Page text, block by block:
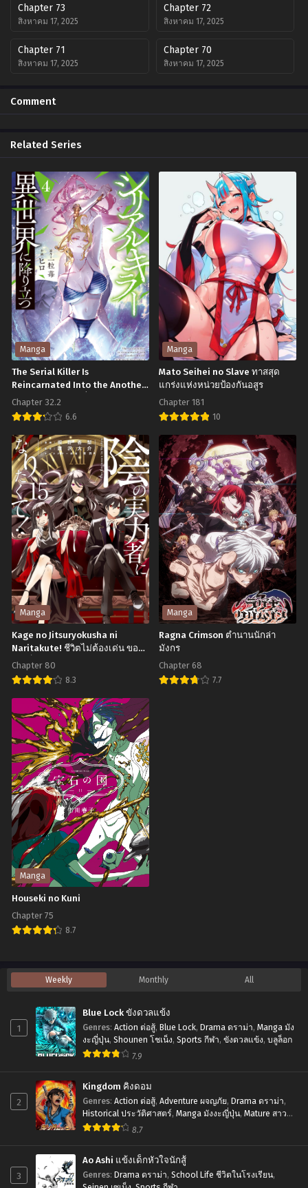
Chapter 73
สิงหาคม 17, 2025
Chapter 72
สิงหาคม 17, 2025
Chapter 71
สิงหาคม 17, 2025
Chapter 70
สิงหาคม 17, 2025
สิงหาคม 17, 2025
สิงหาคม 17, 2025
Chapter 66
สิงหาคม 17, 2025 สิงหาคม 17, 2025
Chapter 64
สิงหาคม 17, 2025
Chapter 63
สิงหาคม 17, 2025
Chapter 62
สิงหาคม 17, 2025
Chapter 61
สิงหาคม 17, 2025
Chapter 60.5
สิงหาคม 17, 2025
Chapter 60
สิงหาคม 17, 2025
Chapter 59
สิงหาคม 17, 2025
Chapter 58
สิงหาคม 17, 2025
Chapter 57
สิงหาคม 17, 2025
Chapter 56
สิงหาคม 17, 2025
สิงหาคม 17, 2025 สิงหาคม 17, 2025
Chapter 53
สิงหาคม 17, 2025
Chapter 52
สิงหาคม 17, 2025
Chapter 51.5
สิงหาคม 17, 2025
Chapter 51
สิงหาคม 17, 2025
Chapter 50
สิงหาคม 17, 2025
Chapter 49
สิงหาคม 17, 2025
Chapter 48
สิงหาคม 17, 2025
Chapter 47
สิงหาคม 17, 2025
Chapter 46
สิงหาคม 17, 2025
Chapter 45
สิงหาคม 17, 2025
Chapter 44 Chapter 43
Chapter 42.5
สิงหาคม 17, 2025
Chapter 41
สิงหาคม 17, 2025
Chapter 39
สิงหาคม 17, 2025
Chapter 37
สิงหาคม 17, 2025
Chapter 35
สิงหาคม 17, 2025
Chapter 33
Chapter 32
สิงหาคม 17, 2025
Chapter 31
Chapter 30
สิงหาคม 17, 2025
Chapter 29
สิงหาคม 17, 2025
Chapter 28
Chapter 26
สิงหาคม 17, 2025
Chapter 25
สิงหาคม 17, 2025
สิงหาคม 17, 2025 สิงหาคม 17, 2025
Chapter 22 Chapter 21
Comment
Related Series
Manga
The Serial Killer Is
Reincarnated Into the Another
World ฆาตกรต่อเนื่องมาเยือนต่าง
โลก
Chapter 32.2
6.6
The
Serial
Killer
Is
Reincarnated
Into
the
Another
World
ฆาตกร
ต่อ
เนื่อง
มา
เยือน
ต่าง
โลก
Manga
Mato Seihei no Slave ทาสสุด
แกร่งแห่งหน่วยป้องกันอสูร
Chapter 181
10
Mato
Seihei
no
Slave
ทาส
สุด
แกร่ง
แห่ง
หน่วย
ป้องกัน
อสูร
Manga
Kage no Jitsuryokusha ni
Naritakute! ชีวิตไม่ต้องเด่น ขอ
แค่เป็นเทพในเงา
Chapter 80
8.3
Kage
no
Jitsuryokusha
ni
Naritakute!
ชีวิต
ไม่
ต้อง
เด่น
ขอ
แค่
เป็น
เทพ
เงา
Manga
Ragna Crimson ตำนานนักล่า
มังกร
Chapter 68
7.7
Manga
Houseki no Kuni
Chapter 75
8.7
no
Kuni
Weekly Monthly All
1
Blue Lock ขังดวลแข้ง
Genres: Action ต่อสู้, Blue Lock, Drama ดราม่า, Manga มัง
งะญี่ปุ่น, Shounen โชเน็ง, Sports กีฬา, ขังดวลแข้ง, บลูล็อก
7.9
2
Kingdom คิงดอม
Genres: Action ต่อสู้, Adventure ผจญภัย, Drama ดราม่า,
Historical ประวัติศาสตร์, Manga มังงะญี่ปุ่น, Mature สาว
ใหญ่,Seinen เซเน็ง
8.7
3
Ao Ashi แข้งเด็กหัวใจนักสู้
Genres: Drama ดราม่า, School Life ชีวิตในโรงเรียน,